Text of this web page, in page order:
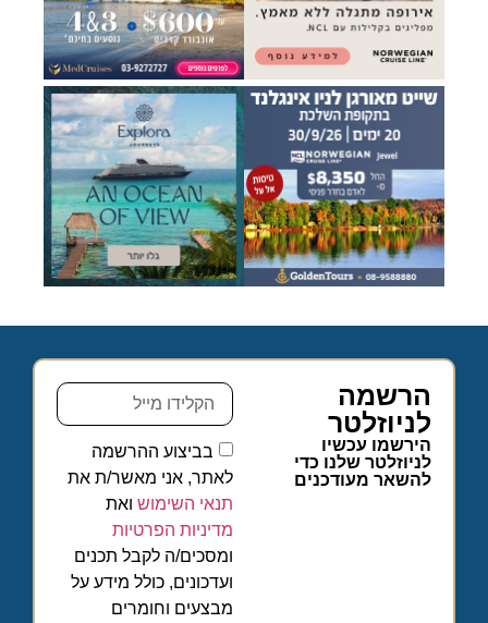
הרשמה
לניוזלטר
הירשמו עכשיו
לניוזלטר שלנו כדי
להשאר מעודכנים
בביצוע ההרשמה
לאתר, אני מאשר/ת את
תנאי השימוש ואת
מדיניות הפרטיות
ומסכים/ה לקבל תכנים
ועדכונים, כולל מידע על
מבצעים וחומרים